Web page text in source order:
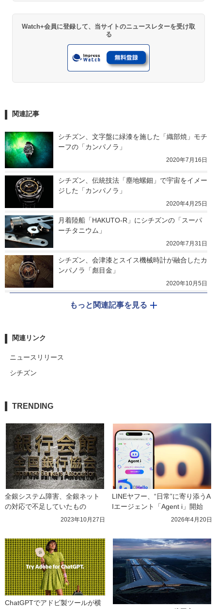
Watch+会員に登録して、当サイトのニュースレターを受け取
る
関連記事
シチズン、文字盤に緑漆を施した「織部焼」モチ
ーフの「カンパノラ」
2020年7月16日
シチズン、伝統技法「塵地螺鈿」で宇宙をイメー
ジした「カンパノラ」
2020年4月25日
月着陸船「HAKUTO-R」にシチズンの「スーパ
ーチタニウム」
2020年7月31日
シチズン、会津漆とスイス機械時計が融合したカ
ンパノラ「彪目金」
2020年10月5日
もっと関連記事を見る
関連リンク
ニュースリリース
シチズン
TRENDING
全銀システム障害、全銀ネット
の対応で不足していたもの
2023年10月27日
LINEヤフー、“日常”に寄り添うA
Iエージェント「Agent i」開始
2026年4月20日
ChatGPTでアドビ製ツールが横